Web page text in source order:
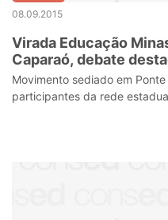
08.09.2015
Virada Educação
Caparaó, debate
qualidade passa pela
estudante
Movimento sediado em
participantes da rede